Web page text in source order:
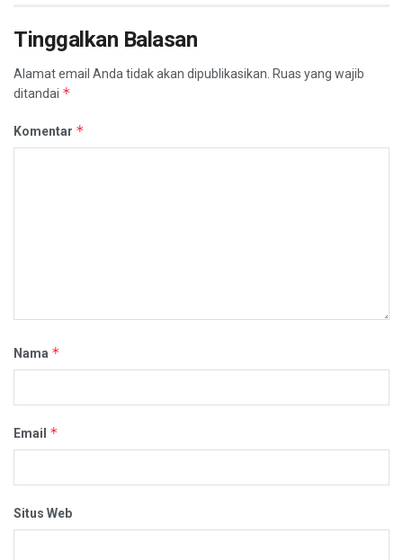
Tinggalkan Balasan
Alamat email Anda tidak akan dipublikasikan. Ruas yang wajib
ditandai *
Komentar *
Nama *
Email *
Situs Web